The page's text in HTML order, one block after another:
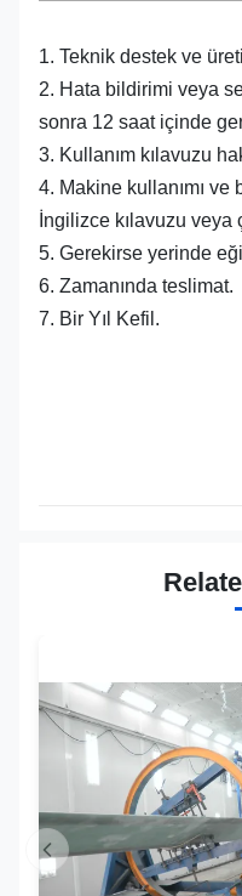
1. Teknik destek ve
2. Hata bildirimi veya
sonra 12 saat içinde
3. Kullanım kılavuzu
4. Makine kullanımı ve
İngilizce kılavuzu veya
5. Gerekirse yerinde
6. Zamanında teslimat.
7. Bir Yıl Kefil.